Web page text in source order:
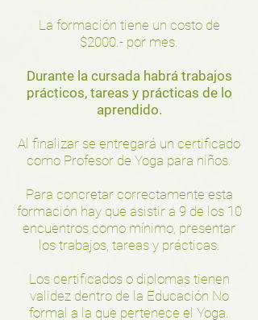
La formación tiene un costo de
$2000.- por mes.
Durante la cursada habrá trabajos
prácticos, tareas y prácticas de lo
aprendido.
​Al finalizar se entregará un certificado
como Profesor de Yoga para niños.
Para concretar correctamente esta
formación hay que asistir a 9 de los 10
encuentros como mínimo, presentar
los trabajos, tareas y prácticas.
Los certificados o diplomas tienen
validez dentro de la Educación No
formal a la que pertenece el Yoga.